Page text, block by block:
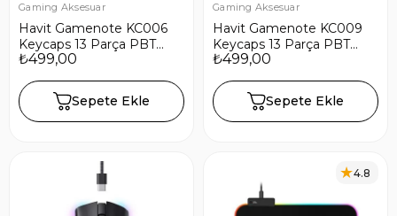
Gaming Aksesuar
Havit Gamenote KC006
Keycaps 13 Parça PBT
Gaming Mekanik Klavye
₺499,00
Sepete Ekle
Gaming Aksesuar
Havit Gamenote KC009
Keycaps 13 Parça PBT
Gaming Mekanik Klavye
₺499,00
Sepete Ekle
4.8